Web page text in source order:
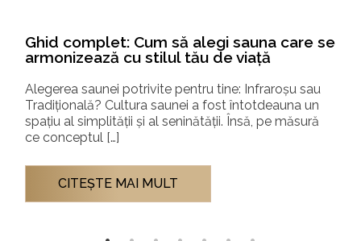
Ghid complet: Cum să alegi sauna care se
armonizează cu stilul tău de viață
Alegerea saunei potrivite pentru tine: Infraroșu sau
Tradițională? Cultura saunei a fost întotdeauna un
spațiu al simplității și al seninătății. Însă, pe măsură
ce conceptul […]
CITEŞTE MAI MULT